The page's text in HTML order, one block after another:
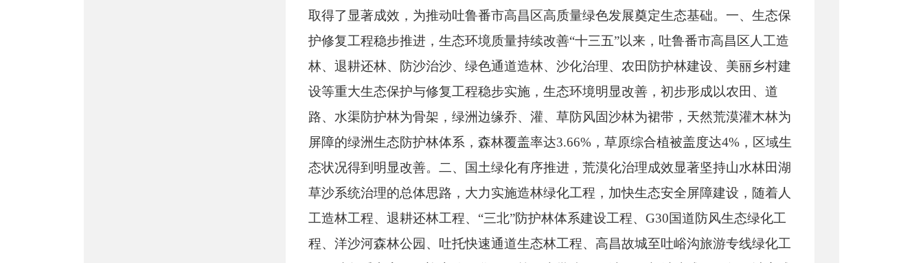
取得了显著成效，为推动吐鲁番市高昌区高质量绿色发展奠定生态基础。一、生态保
护修复工程稳步推进，生态环境质量持续改善“十三五”以来，吐鲁番市高昌区人工造
林、退耕还林、防沙治沙、绿色通道造林、沙化治理、农田防护林建设、美丽乡村建
设等重大生态保护与修复工程稳步实施，生态环境明显改善，初步形成以农田、道
路、水渠防护林为骨架，绿洲边缘乔、灌、草防风固沙林为裙带，天然荒漠灌木林为
屏障的绿洲生态防护林体系，森林覆盖率达3.66%，草原综合植被盖度达4%，区域生
态状况得到明显改善。二、国土绿化有序推进，荒漠化治理成效显著坚持山水林田湖
草沙系统治理的总体思路，大力实施造林绿化工程，加快生态安全屏障建设，随着人
工造林工程、退耕还林工程、“三北”防护林体系建设工程、G30国道防风生态绿化工
程、洋沙河森林公园、吐托快速通道生态林工程、高昌故城至吐峪沟旅游专线绿化工